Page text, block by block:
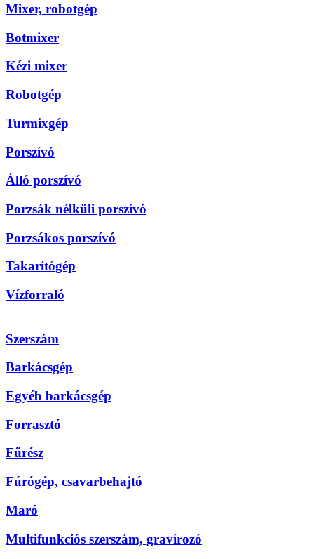
Mixer, robotgép
Botmixer
Kézi mixer
Robotgép
Turmixgép
Porszívó
Álló porszívó
Porzsák nélküli porszívó
Porzsákos porszívó
Takarítógép
Vízforraló
Szerszám
Barkácsgép
Egyéb barkácsgép
Forrasztó
Fűrész
Fúrógép, csavarbehajtó
Maró
Multifunkciós szerszám, gravírozó